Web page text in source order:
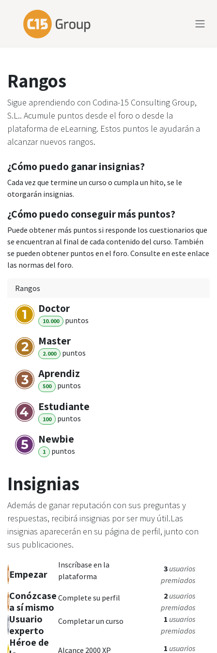
Rangos
Sigue aprendiendo con Codina-15 Consulting Group,
S.L.. Acumule puntos desde el foro o desde la
plataforma de eLearning. Estos puntos le ayudarán a
alcanzar nuevos rangos.
¿Cómo puedo ganar insignias?
Cada vez que termine un curso o cumpla un hito, se le
otorgarán insignias.
¿Cómo puedo conseguir más puntos?
Puede obtener más puntos si responde los cuestionarios que
se encuentran al final de cada contenido del curso. También
se pueden obtener puntos en el foro. Consulte en este enlace
las normas del foro.
Rangos
Doctor
10.000 puntos
Master
2.000 puntos
Aprendiz
500 puntos
Estudiante
100 puntos
Newbie
1 puntos
Insignias
Además de ganar reputación con sus preguntas y
respuestas, recibirá insignias por ser muy útil.Las
insignias aparecerán en su página de perfil, junto con
sus publicaciones.
Empezar
Inscríbase en la
plataforma
3 usuarios
premiados
Conózcase
a sí mismo
Complete su perfil 2 usuarios
premiados
Usuario
experto
Completar un curso 1 usuarios
premiados
Héroe de
Alcance 2000 XP 1 usuarios